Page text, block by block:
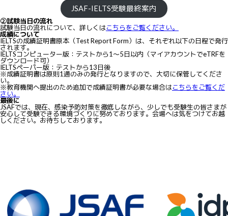
JSAF-IELTS受験最終案内
②試験当日の流れ
試験当日の流れについて、詳しくはこちらをご覧ください。
成績について
IELTSの成績証明書原本（Test Report Form）は、それぞれ以下の日程で発行
されます。
IELTSコンピューター版：テストから1～5日以内（マイアカウントでeTRFを
ダウンロード可）
IELTSペーパー版：テストから13日後
※成績証明書は原則1通のみの発行となりますので、大切に保管してくださ
い。
※教育機関へ提出のため追加で成績証明書が必要な場合はこちらをご覧くだ
さい。
最後に
JSAFでは、現在、感染予防対策を徹底しながら、少しでも受験生の皆さまが
安心して受験できる環境づくりに努めております。会場へは気をつけてお越
しください。お待ちしております。